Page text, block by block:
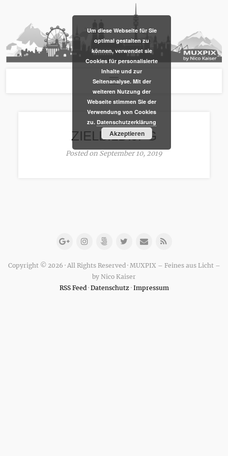
ZIELBILD.JPG
Posted on September 10, 2019
Copyright © 2026 · All Rights Reserved · MUXPIX – Feines aus Licht –
by Nico Kaiser
RSS Feed· Datenschutz· Impressum
​Um diese Webseite für Sie
optimal gestalten zu
können, verwendet sie
Cookies für personalisierte
Inhalte und zur
Seitenanalyse. Mit der
weiteren Nutzung der
Webseite stimmen Sie der
Verwendung von Cookies
zu. Datenschutzerklärung
Akzeptieren